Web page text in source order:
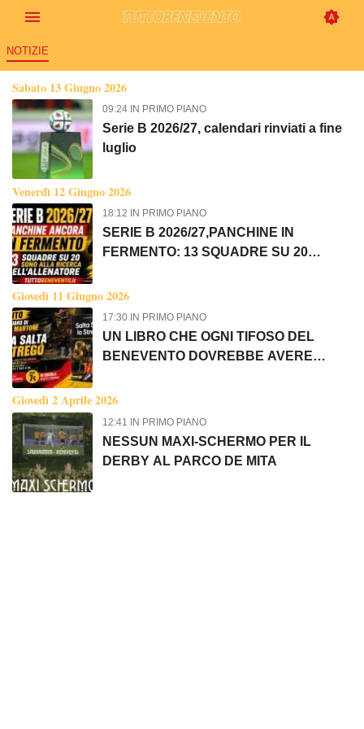
NOTIZIE
Tutto Benevento: Ultime notizie
Sabato 13 Giugno 2026
09:24 IN PRIMO PIANO
Serie B 2026/27, calendari rinviati a fine
luglio
Venerdì 12 Giugno 2026
18:12 IN PRIMO PIANO
SERIE B 2026/27,PANCHINE IN
FERMENTO: 13 SQUADRE SU 20
Giovedì 11 Giugno 2026
17:30 IN PRIMO PIANO
UN LIBRO CHE OGNI TIFOSO DEL
BENEVENTO DOVREBBE AVERE
Giovedì 2 Aprile 2026
12:41 IN PRIMO PIANO
NESSUN MAXI-SCHERMO PER IL
DERBY AL PARCO DE MITA